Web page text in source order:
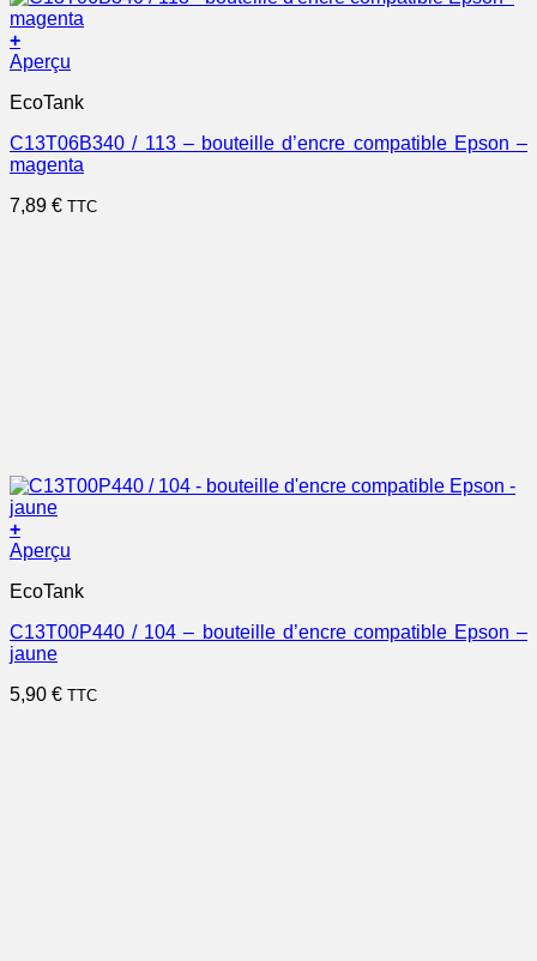
+
Aperçu
EcoTank
C13T06B340 / 113 – bouteille d’encre compatible Epson –
magenta
7,89 € TTC
+
Aperçu
EcoTank
C13T00P440 / 104 – bouteille d’encre compatible Epson –
jaune
5,90 € TTC